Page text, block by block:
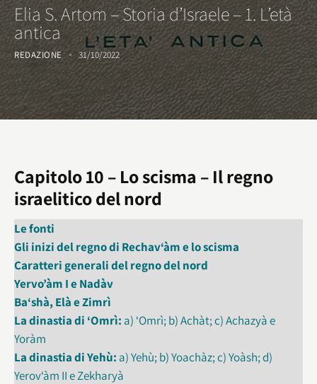
Elia S. Artom – Storia d’Israele – 1. L’età
antica
REDAZIONE 31/10/2022
Capitolo 10 – Lo scisma – Il regno
israelitico del nord
Le fonti
Gli inizi del regno di Rechav‘àm e lo scisma
Caratteri generali del regno del nord
Yervo’àm I e Nadàv
Ba‘shà, Elà e Zimrì
La dinastia di ‘Omrì: a) ‘Omrì; b) Achàt; c) Achazyà e
Yoràm
La dinastia di Yehù: a) Yehù; b) Yoachàz; c) Yoàsh; d)
Yerov‘àm II e Zekharyà